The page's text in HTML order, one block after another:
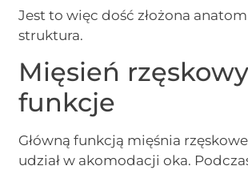
Jest to więc dość złożona
struktura.
Mięsień
funkcje
Główną funkcją mięśnia
udział w akomodacji oka.